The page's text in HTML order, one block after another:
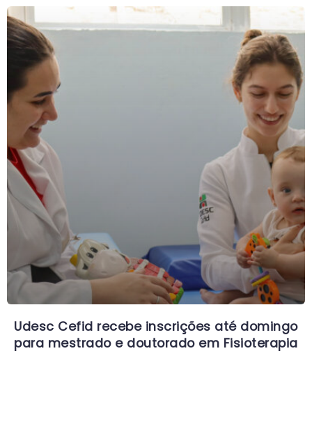
Udesc Cefid recebe inscrições até domingo
para mestrado e doutorado em Fisioterapia